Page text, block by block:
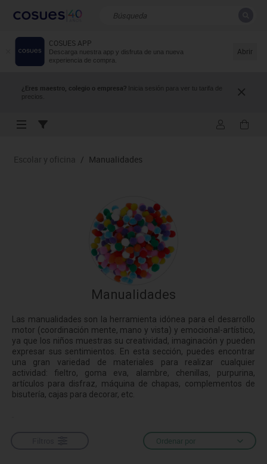
COSUES APP
Descarga nuestra app y disfruta de una nueva
experiencia de compra.
Abrir
¿Eres maestro, colegio o empresa? Inicia sesión para ver tu tarifa de
precios.
Resultados de la búsqueda
Escolar y oficina / Manualidades
Manualidades
Las manualidades son la herramienta idónea para el desarrollo
motor (coordinación mente, mano y vista) y emocional-artístico,
ya que los niños muestras su creatividad, imaginación y pueden
expresar sus sentimientos. En esta sección, puedes encontrar
una gran variedad de materiales para realizar cualquier
actividad: fieltro, goma eva, alambre, chenillas, purpurina,
artículos para disfraz, máquina de chapas, complementos de
bisutería, cajas para decorar, etc.
Ordenar por